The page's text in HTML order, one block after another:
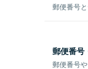
郵便番号
郵便番号
郵便番号